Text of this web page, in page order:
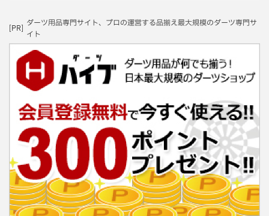
[PR]
ダーツ用品専門サイト、プロの運営する品揃え最大規模のダーツ専門サ
イト